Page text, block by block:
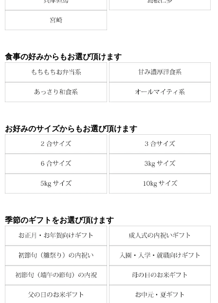
食事の好みからもお選び頂けます
お好みのサイズからもお選び頂けます
季節のギフトをお選び頂けます